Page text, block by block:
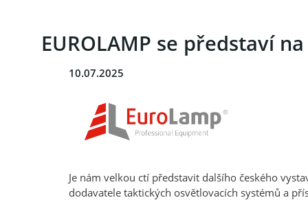
EUROLAMP se představí
10.07.2025
Je nám velkou ctí představit dalšího českého
dodavatele taktických osvětlovacích systémů a